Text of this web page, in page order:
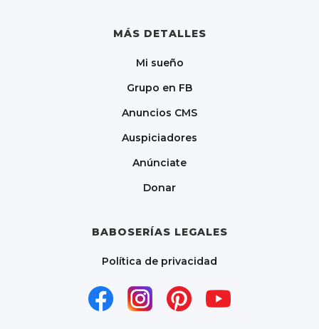
MÁS DETALLES
Mi sueño
Grupo en FB
Anuncios CMS
Auspiciadores
Anúnciate
Donar
BABOSERÍAS LEGALES
Política de privacidad